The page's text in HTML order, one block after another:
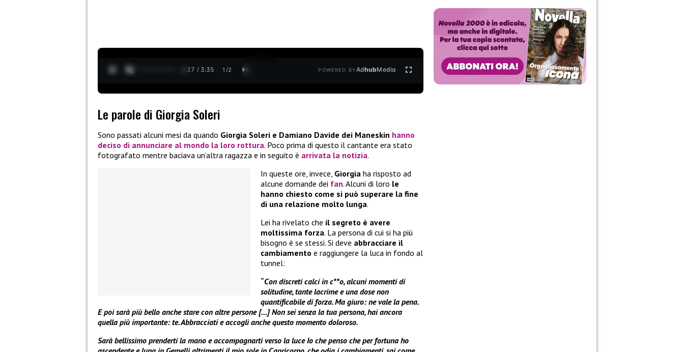
0:28 / 3:35 1 /2 POWERED BYAdhubMedia
Le parole di Giorgia Soleri
Sono passati alcuni mesi da quando Giorgia Soleri e Damiano Davide dei Maneskin hanno
deciso di annunciare al mondo la loro rottura. Poco prima di questo il cantante era stato
fotografato mentre baciava un’altra ragazza e in seguito è arrivata la notizia.
In queste ore, invece, Giorgia ha risposto ad
alcune domande dei fan. Alcuni di loro le
hanno chiesto come si può superare la fine
di una relazione molto lunga.
Lei ha rivelato che il segreto è avere
moltissima forza. La persona di cui si ha più
bisogno è se stessi. Si deve abbracciare il
cambiamento e raggiungere la luca in fondo al
tunnel:
“Con discreti calci in c**o, alcuni momenti di
solitudine, tante lacrime e una dose non
quantificabile di forza. Ma giuro: ne vale la pena.
E poi sarà più bello anche stare con altre persone […] Non sei senza la tua persona, hai ancora
quella più importante: te. Abbracciati e accogli anche questo momento doloroso.
Sarà bellissimo prenderti la mano e accompagnarti verso la luce Io che penso che per fortuna ho